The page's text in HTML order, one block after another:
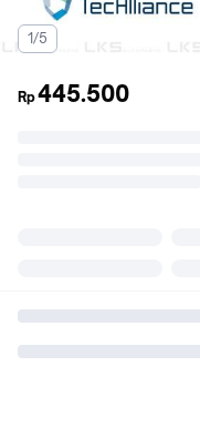
1/5
Rp445.500